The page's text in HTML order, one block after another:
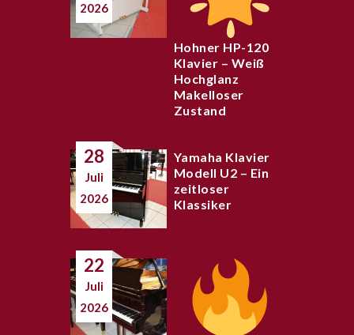
2026
Hohner HP-120
Klavier – Weiß
Hochglanz
Makelloser
Zustand
28
Juli
2026
Yamaha Klavier
Modell U2 – Ein
zeitloser
Klassiker
22
Juli
2026